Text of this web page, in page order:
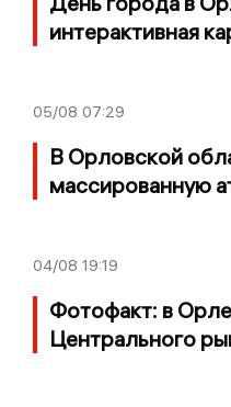
интерактивная
05/08 07:29
В Орловской
массированную
04/08 19:19
Фотофакт: в
Центрального